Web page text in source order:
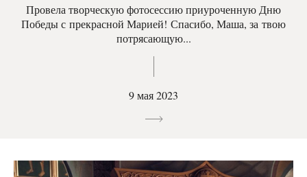
Провела творческую фотосессию приуроченную Дню
Победы с прекрасной Марией! Спасибо, Маша, за твою
потрясающую...
9 мая 2023